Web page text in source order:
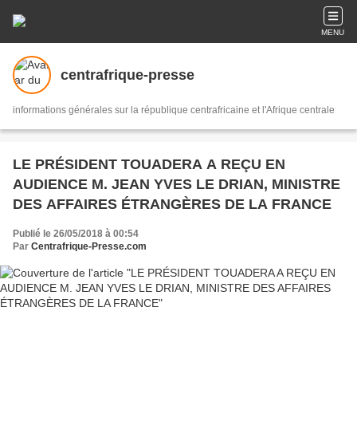
MENU
centrafrique-presse
informations générales sur la république centrafricaine et l'Afrique centrale
LE PRÉSIDENT TOUADERA A REÇU EN
AUDIENCE M. JEAN YVES LE DRIAN, MINISTRE
DES AFFAIRES ÉTRANGÈRES DE LA FRANCE
Publié le 26/05/2018 à 00:54
Par Centrafrique-Presse.com